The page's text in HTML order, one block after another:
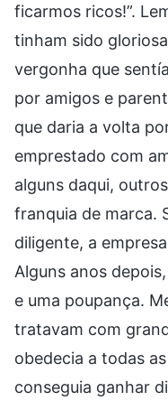
ficarmos ricos!”.
tinham sido
vergonha que
por amigos e
que daria a volta
emprestado com
alguns daqui,
franquia de marca.
diligente, a
Alguns anos
e uma poupança.
tratavam com
obedecia a todas
conseguia ganhar